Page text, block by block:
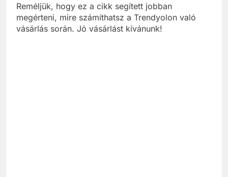
Reméljük, hogy ez a cikk segített jobban
megérteni, mire számíthatsz a Trendyolon való
vásárlás során. Jó vásárlást kívánunk!